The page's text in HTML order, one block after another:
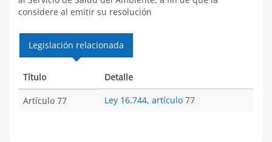
considere al emitir su resolución
Legislación relacionada
Título Detalle
Artículo 77 Ley 16.744, artículo 77